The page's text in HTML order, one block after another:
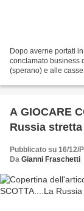
Dopo averne portati
conclamato business
(sperano) e alle
A GIOCARE
Russia
Pubblicato su 16/12/
Da Gianni Fraschetti